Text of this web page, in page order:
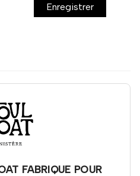
Enregistrer
FABRIQUE POUR